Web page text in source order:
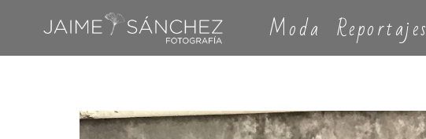
Moda Reportajes